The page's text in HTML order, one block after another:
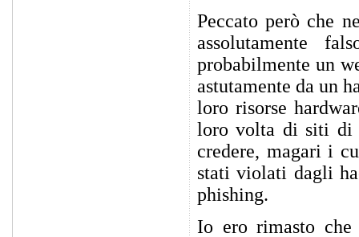
Peccato però che
assolutamente
probabilmente un
astutamente da un
loro risorse
loro volta di siti di
credere, magari i
stati violati dagli
phishing.
Io ero rimasto che